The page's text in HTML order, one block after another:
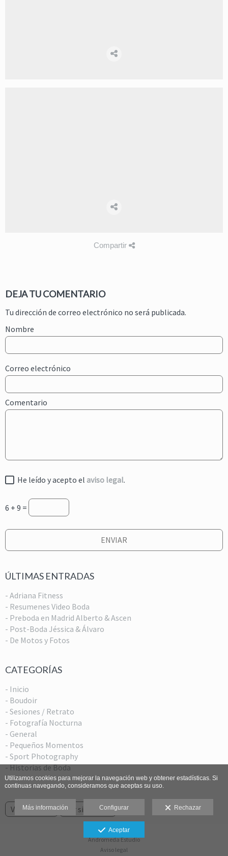
Compartir
DEJA TU COMENTARIO
Tu dirección de correo electrónico no será publicada.
Nombre
Correo electrónico
Comentario
He leído y acepto el aviso legal.
6 + 9 =
ÚLTIMAS ENTRADAS
- Adriana Fitness
- Resumenes Video Boda
- Preboda en Madrid Alberto & Ascen
- Post-Boda Jéssica & Álvaro
- De Motos y Fotos
CATEGORÍAS
- Inicio
- Boudoir
- Sesiones / Retrato
- Fotografía Nocturna
- General
- Pequeños Momentos
- Sport Photography
- Historias de Boda
Ver anterior Ver siguiente
Andromeda Estudio
Aviso legal
Utilizamos cookies para mejorar la navegación web y obtener estadísticas. Si
continuas navegando, consideramos que aceptas su uso.
Más información Configurar Rechazar
Aceptar